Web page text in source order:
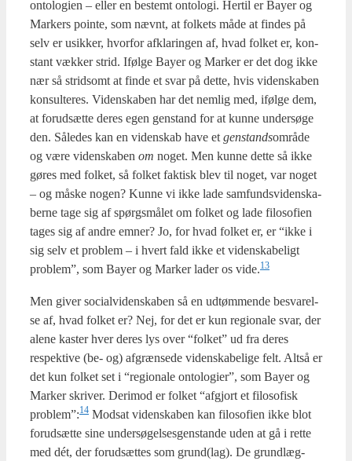
onto­lo­gi­en – eller en bestemt onto­lo­gi. Her­til er Bay­er og
Mar­kers poin­te, som nævnt, at fol­kets måde at fin­des på
selv er usik­ker, hvor­for afkla­rin­gen af, hvad fol­ket er, kon­
stant væk­ker strid. Iføl­ge Bay­er og Mar­ker er det dog ikke
nær så strid­somt at fin­de et svar på det­te, hvis viden­ska­ben
kon­sul­te­res. Viden­ska­ben har det nem­lig med, iføl­ge dem,
at for­ud­sæt­te deres egen gen­stand for at kun­ne under­sø­ge
den. Såle­des kan en viden­skab have et gen­standsområ­de
og være viden­ska­ben om noget. Men kun­ne det­te så ikke
gøres med fol­ket, så fol­ket fak­tisk blev til noget, var noget
– og måske nogen? Kun­ne vi ikke lade sam­funds­vi­den­ska­
ber­ne tage sig af spørgs­må­let om fol­ket og lade filo­so­fi­en
tages sig af andre emner? Jo, for hvad fol­ket er, er “ikke i
sig selv et pro­blem – i hvert fald ikke et viden­ska­be­ligt
pro­blem”, som Bay­er og Mar­ker lader os vide.13
Men giver soci­al­vi­den­ska­ben så en udtøm­men­de besva­rel­
se af, hvad fol­ket er? Nej, for det er kun regio­na­le svar, der
ale­ne kaster hver deres lys over “fol­ket” ud fra deres
respek­ti­ve (be- og) afgræn­se­de viden­ska­be­li­ge felt. Alt­så er
det kun fol­ket set i “regio­na­le onto­lo­gi­er”, som Bay­er og
Mar­ker skri­ver. Der­i­mod er fol­ket “afgjort et filo­so­fisk
problem”:14 Mod­sat viden­ska­ben kan filo­so­fi­en ikke blot
for­ud­sæt­te sine under­sø­gel­ses­gen­stan­de uden at gå i ret­te
med dét, der for­ud­sæt­tes som grund(lag). De grund­læg­